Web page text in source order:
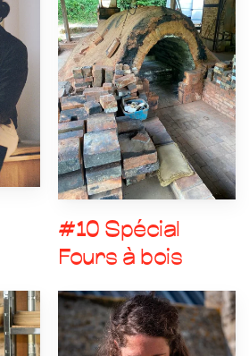
#10 Spécial
Fours à bois